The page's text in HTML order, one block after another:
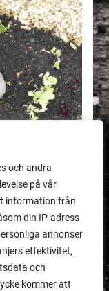
och andra
på vår
information från
din IP-adress
annonser
effektivitet,
och
kommer att